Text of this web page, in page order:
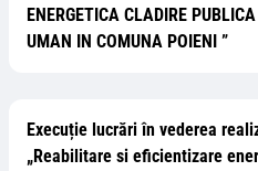
ENERGETICA CLADIRE
UMAN IN COMUNA POIENI ”
Execuție lucrări în vederea
„Reabilitare si eficientizare